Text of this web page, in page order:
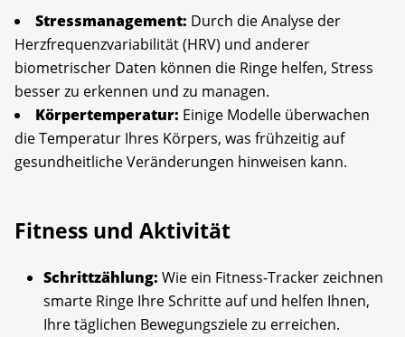
Stressmanagement: Durch die Analyse der
Herzfrequenzvariabilität (HRV) und anderer
biometrischer Daten können die Ringe helfen, Stress
besser zu erkennen und zu managen.
Körpertemperatur: Einige Modelle überwachen
die Temperatur Ihres Körpers, was frühzeitig auf
gesundheitliche Veränderungen hinweisen kann.
Fitness und Aktivität
Schrittzählung: Wie ein Fitness-Tracker zeichnen
smarte Ringe Ihre Schritte auf und helfen Ihnen,
Ihre täglichen Bewegungsziele zu erreichen.